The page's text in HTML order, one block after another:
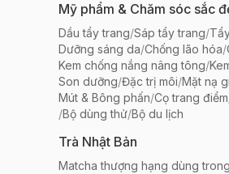
Mỹ phẩm & Chăm sóc sắc
Dầu tẩy trang/Sáp tẩy trang/
Dưỡng sáng da/Chống lão hóa/
Kem chống nắng nâng tông/
Son dưỡng/Đặc trị môi/Mặt nạ
Mút & Bông phấn/Cọ trang điểm
/Bộ dùng thử/Bộ du lịch
Trà Nhật Bản
Matcha thượng hạng dùng